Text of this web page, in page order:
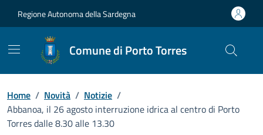
Regione Autonoma della Sardegna
Comune di Porto Torres
Home / Novità / Notizie /
Abbanoa, il 26 agosto interruzione idrica al centro di Porto
Torres dalle 8.30 alle 13.30